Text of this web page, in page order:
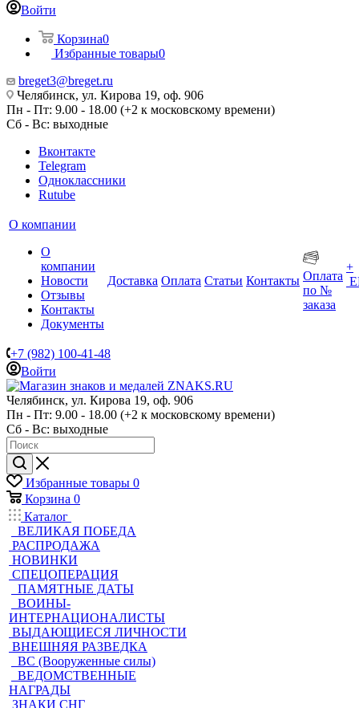
Войти
Корзина0
Избранные товары0
breget3@breget.ru
Челябинск, ул. Кирова 19, оф. 906
Пн - Пт: 9.00 - 18.00 (+2 к московскому времени)
Сб - Вс: выходные
Вконтакте
Telegram
Одноклассники
Rutube
О компании
О
компании
Новости
Отзывы
Контакты
Документы
Доставка Оплата Статьи Контакты Оплата
по №
заказа
+
+7 (982) 100-41-48
Войти
Челябинск, ул. Кирова 19, оф. 906
Пн - Пт: 9.00 - 18.00 (+2 к московскому времени)
Сб - Вс: выходные
Избранные товары 0
Корзина 0
Каталог
ВЕЛИКАЯ ПОБЕДА
РАСПРОДАЖА
НОВИНКИ
СПЕЦОПЕРАЦИЯ
ПАМЯТНЫЕ ДАТЫ
ВОИНЫ-
ИНТЕРНАЦИОНАЛИСТЫ
ВЫДАЮЩИЕСЯ ЛИЧНОСТИ
ВНЕШНЯЯ РАЗВЕДКА
ВС (Вооруженные силы)
ВЕДОМСТВЕННЫЕ
НАГРАДЫ
ЗНАКИ СНГ